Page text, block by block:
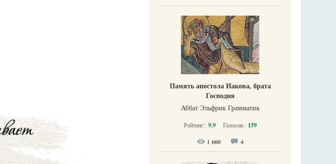
Память апостола Иакова, брата
Господня
Аббат Эльфрик Грамматик
Рейтинг: 9.9 Голосов: 159
1 660 4